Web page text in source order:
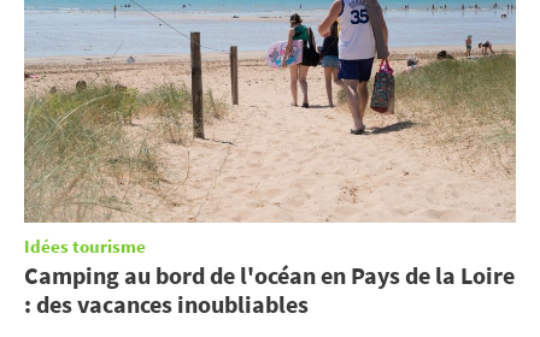
Idées tourisme
Camping au bord de l'océan en Pays de la Loire
: des vacances inoubliables